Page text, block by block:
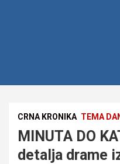
CRNA KRONIKA TEMA
MINUTA DO
detalja drame